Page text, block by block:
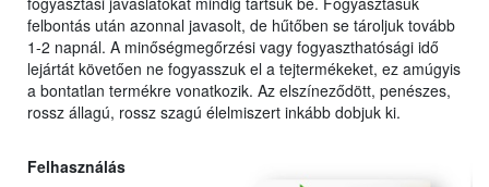
felbontás után azonnal javasolt, de hűtőben se tároljuk tovább
1-2 napnál. A minőségmegőrzési vagy fogyaszthatósági idő
lejártát követően ne fogyasszuk el a tejtermékeket, ez amúgyis
a bontatlan termékre vonatkozik. Az elszíneződött, penészes,
rossz állagú, rossz szagú élelmiszert inkább dobjuk ki.
Felhasználás